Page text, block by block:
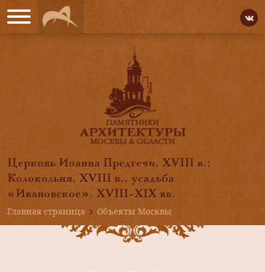
Церковь Иоанна Предтечи, XVIII в.;
Колокольня, XVIII в., усадьба
«Ивановское», XVIII-XIX вв.
Главная страница
Объекты Москвы